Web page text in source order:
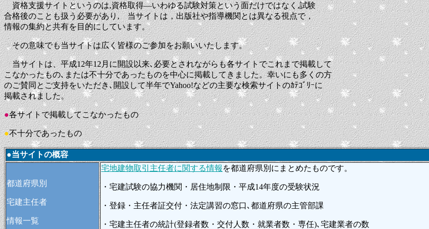
資格支援サイトというのは,資格取得―いわゆる試験対策という面だけではなく,試験
合格後のことも扱う必要があり, 当サイトは，出版社や指導機関とは異なる視点で，
情報の集約と共有を目的にしています。
その意味でも当サイトは広く皆様のご参加をお願いいたします。
当サイトは、平成12年12月に開設以来､必要とされながらも各サイトでこれまで掲載して
こなかったもの､または不十分であったものを中心に掲載してきました。幸いにも多くの方
のご賛同とご支持をいただき､開設して半年でYahoo!などの主要な検索サイトのｶﾃｺﾞﾘｰに
掲載されました。
●各サイトで掲載してこなかったもの
●不十分であったもの
●当サイトの概容
都道府県別
宅建主任者
情報一覧
宅地建物取引主任者に関する情報 を都道府県別にまとめたものです。
・宅建試験の協力機関・居住地制限・平成14年度の受験状況
・登録・主任者証交付・法定講習の窓口､都道府県の主管部課
・宅建主任者の統計(登録者数・交付人数・就業者数・専任)､宅建業者の数